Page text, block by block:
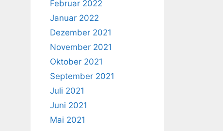
Februar 2022
Januar 2022
Dezember 2021
November 2021
Oktober 2021
September 2021
Juli 2021
Juni 2021
Mai 2021